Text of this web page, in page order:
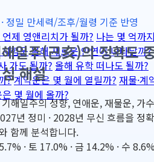
언제 영앤리치가 될까? 나는 몇 억까
험운 올해 새로운 인연이 나타날까?
가도 될까? 올해 유학 떠나도 될까?
?계약운은 몇 월에 열릴까? 재물·계
몇 월에 올까?
정밀 만세력/조후/월령 기준 반영
일주(己亥)의 정확도
심 해설
해일주의 성향, 연애운, 재물운, 가수
년 정미 · 2028년 무신 흐름을 정확
함께 분석합니다.
· 토 17.0% · 금 14.2% · 수